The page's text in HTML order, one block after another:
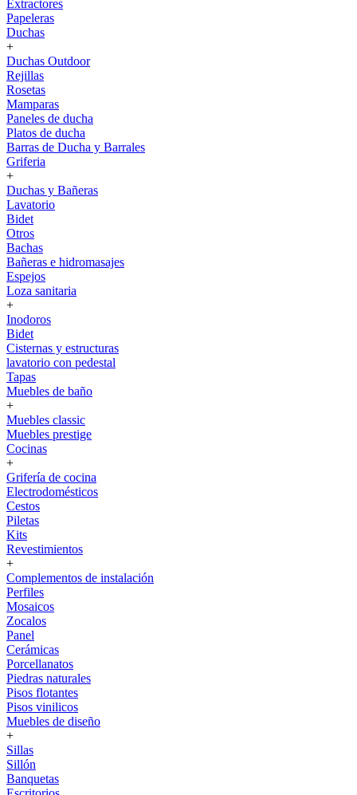
Extractores
Papeleras
Duchas
+
Duchas Outdoor
Rejillas
Rosetas
Mamparas
Paneles de ducha
Platos de ducha
Barras de Ducha y Barrales
Griferia
+
Duchas y Bañeras
Lavatorio
Bidet
Otros
Bachas
Bañeras e hidromasajes
Espejos
Loza sanitaria
+
Inodoros
Bidet
Cisternas y estructuras
lavatorio con pedestal
Tapas
Muebles de baño
+
Muebles classic
Muebles prestige
Cocinas
+
Grifería de cocina
Electrodomésticos
Cestos
Piletas
Kits
Revestimientos
+
Complementos de instalación
Perfiles
Mosaicos
Zocalos
Panel
Cerámicas
Porcellanatos
Piedras naturales
Pisos flotantes
Pisos vinilicos
Muebles de diseño
+
Sillas
Sillón
Banquetas